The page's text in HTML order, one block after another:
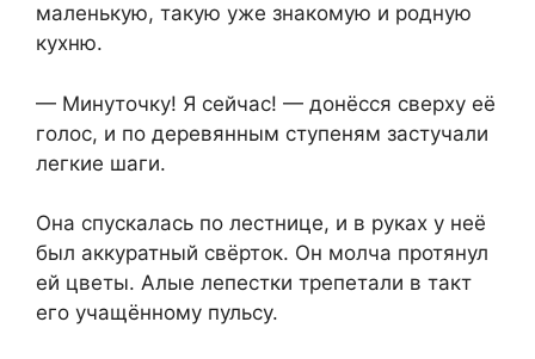
маленькую, такую уже знакомую и родную
кухню.
— Минуточку! Я сейчас! — донёсся сверху её
голос, и по деревянным ступеням застучали
легкие шаги.
Она спускалась по лестнице, и в руках у неё
был аккуратный свёрток. Он молча протянул
ей цветы. Алые лепестки трепетали в такт
его учащённому пульсу.